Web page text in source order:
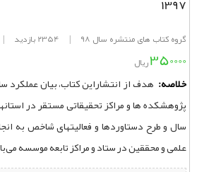
1397
گروه کتاب های منتشره سال 98 | 2354 بازدید |
350000ریال
خلاصه: هدف از انتشاراین کتاب، بیان عملکرد
پژوهشکده ها و مراکز تحقیقاتی مستقر در
سال و طرح دستاوردها و فعالیتهای شاخص به
علمی و محققین در ستاد و مراکز تابعه موسسه